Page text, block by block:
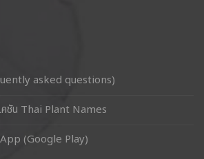
asked questions)
คชัน Thai Plant Names
(Google Play)